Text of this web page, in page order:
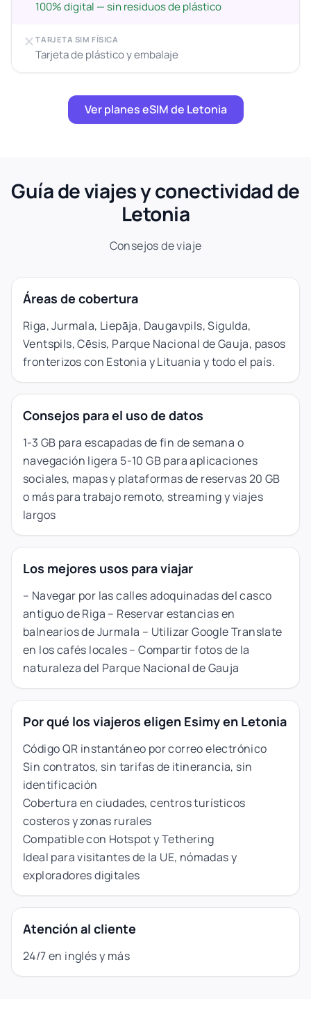
100% digital — sin residuos de plástico
TARJETA SIM FÍSICA
Tarjeta de plástico y embalaje
Ver planes eSIM de Letonia
Guía de viajes y conectividad de
Letonia
Consejos de viaje
Áreas de cobertura
Riga, Jurmala, Liepāja, Daugavpils, Sigulda,
Ventspils, Cēsis, Parque Nacional de Gauja, pasos
fronterizos con Estonia y Lituania y todo el país.
Consejos para el uso de datos
1-3 GB para escapadas de fin de semana o
navegación ligera 5-10 GB para aplicaciones
sociales, mapas y plataformas de reservas 20 GB
o más para trabajo remoto, streaming y viajes
largos
Los mejores usos para viajar
– Navegar por las calles adoquinadas del casco
antiguo de Riga – Reservar estancias en
balnearios de Jurmala – Utilizar Google Translate
en los cafés locales – Compartir fotos de la
naturaleza del Parque Nacional de Gauja
Por qué los viajeros eligen Esimy en Letonia
Código QR instantáneo por correo electrónico
Sin contratos, sin tarifas de itinerancia, sin
identificación
Cobertura en ciudades, centros turísticos
costeros y zonas rurales
Compatible con Hotspot y Tethering
Ideal para visitantes de la UE, nómadas y
exploradores digitales
Atención al cliente
24/7 en inglés y más